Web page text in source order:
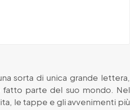
sorta di unica grande lettera,
fatto parte del suo mondo. Nel
le tappe e gli avvenimenti più